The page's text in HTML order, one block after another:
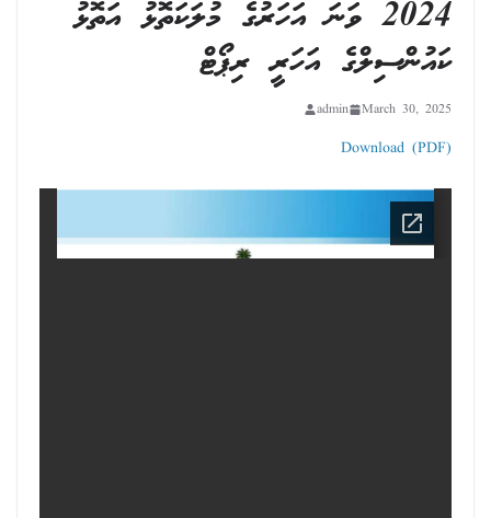
2024 ވަނަ އަހަރުގެ މުލަކަތޮޅު އަތޮޅު
ކައުންސިލްގެ އަހަރީ ރިޕޯޓް
March 30, 2025
admin
Download (PDF)